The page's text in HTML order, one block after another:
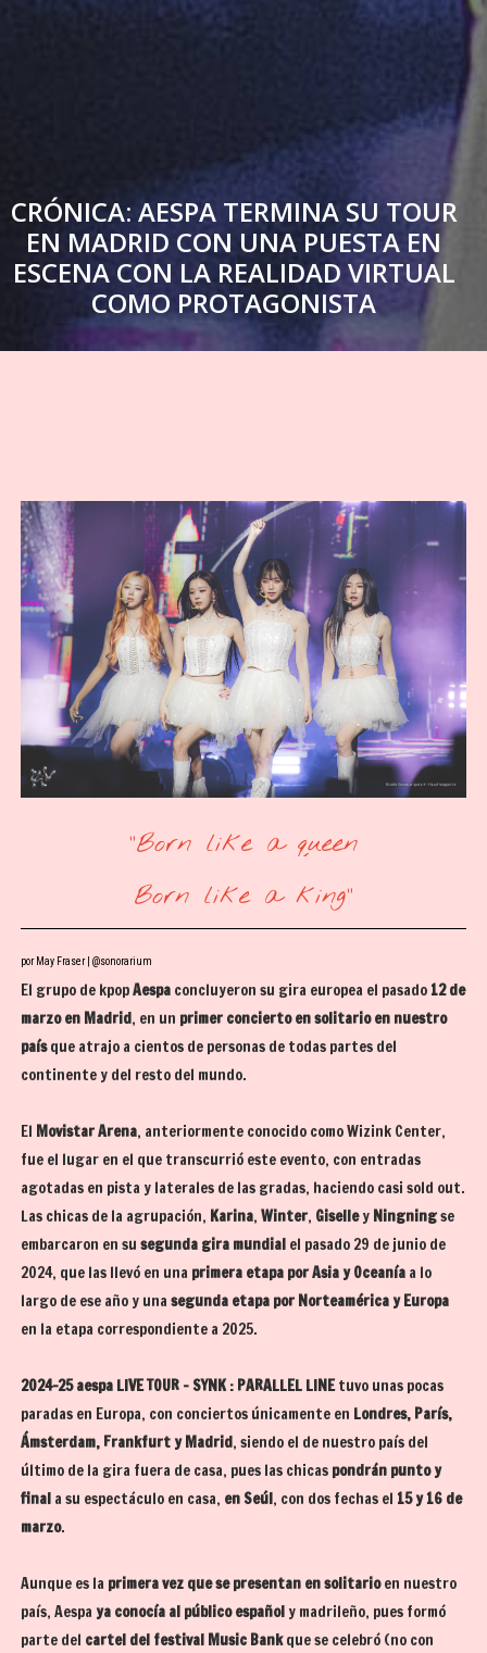
CRÓNICA: AESPA TERMINA SU TOUR
EN MADRID CON UNA PUESTA EN
ESCENA CON LA REALIDAD VIRTUAL
COMO PROTAGONISTA
"Born like a queen
Born like a king"
por May Fraser | @sonorarium
El grupo de kpopAespaconcluyeron su gira europea el pasado 12 de
marzo en Madrid, en un primer concierto en solitario en nuestro
paísque atrajo a cientos de personas de todas partes del
continente y del resto del mundo.
El Movistar Arena, anteriormente conocido como Wizink Center,
fue el lugar en el que transcurrió este evento, con entradas
agotadas en pista y laterales de las gradas, haciendo casi sold out.
Las chicas de la agrupación, Karina, Winter, Giselley Ningningse
embarcaron en su segunda gira mundialel pasado 29 de junio de
2024, que las llevó en una primera etapa por Asia y Oceaníaa lo
largo de ese año y una segunda etapa por Norteamérica y Europa
en la etapa correspondiente a 2025.
2024-25 aespa LIVE TOUR - SYNK : PARALLEL LINEtuvo unas pocas
paradas en Europa, con conciertos únicamente en Londres, París,
Ámsterdam, Frankfurt y Madrid, siendo el de nuestro país del
último de la gira fuera de casa, pues las chicas pondrán punto y
finala su espectáculo en casa, en Seúl, con dos fechas el 15 y 16 de
marzo.
Aunque es la primera vez que se presentan en solitarioen nuestro
país, Aespa ya conocía al público españoly madrileño, pues formó
parte del cartel del festival Music Bankque se celebró (no con